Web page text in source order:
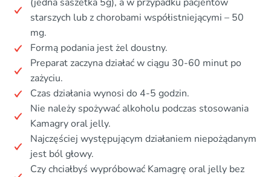
starszych lub z chorobami współistniejącymi – 50
mg.
Formą podania jest żel doustny.
Preparat zaczyna działać w ciągu 30-60 minut po
zażyciu.
Czas działania wynosi do 4-5 godzin.
Nie należy spożywać alkoholu podczas stosowania
Kamagry oral jelly.
Najczęściej występującym działaniem niepożądanym
jest ból głowy.
Czy chciałbyś wypróbować Kamagrę oral jelly bez